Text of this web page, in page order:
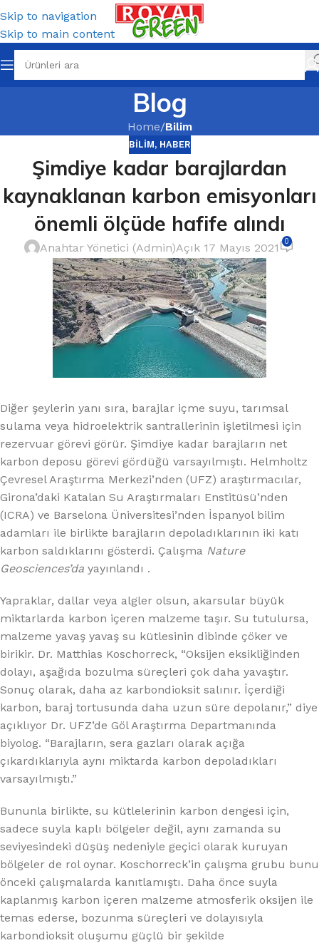
Skip to navigation
Skip to main content
Blog
Home/Bilim
BILIM, HABER
Şimdiye kadar barajlardan
kaynaklanan karbon emisyonları
önemli ölçüde hafife alındı
Anahtar Yönetici (Admin)Açık 17 Mayıs 2021 0
Diğer şeylerin yanı sıra, barajlar içme suyu, tarımsal
sulama veya hidroelektrik santrallerinin işletilmesi için
rezervuar görevi görür. Şimdiye kadar barajların net
karbon deposu görevi gördüğü varsayılmıştı. Helmholtz
Çevresel Araştırma Merkezi’nden (UFZ) araştırmacılar,
Girona’daki Katalan Su Araştırmaları Enstitüsü’nden
(ICRA) ve Barselona Üniversitesi’nden İspanyol bilim
adamları ile birlikte barajların depoladıklarının iki katı
karbon saldıklarını gösterdi. Çalışma Nature
Geosciences’da yayınlandı .
Yapraklar, dallar veya algler olsun, akarsular büyük
miktarlarda karbon içeren malzeme taşır. Su tutulursa,
malzeme yavaş yavaş su kütlesinin dibinde çöker ve
birikir. Dr. Matthias Koschorreck, “Oksijen eksikliğinden
dolayı, aşağıda bozulma süreçleri çok daha yavaştır.
Sonuç olarak, daha az karbondioksit salınır. İçerdiği
karbon, baraj tortusunda daha uzun süre depolanır,” diye
açıklıyor Dr. UFZ’de Göl Araştırma Departmanında
biyolog. “Barajların, sera gazları olarak açığa
çıkardıklarıyla aynı miktarda karbon depoladıkları
varsayılmıştı.”
Bununla birlikte, su kütlelerinin karbon dengesi için,
sadece suyla kaplı bölgeler değil, aynı zamanda su
seviyesindeki düşüş nedeniyle geçici olarak kuruyan
bölgeler de rol oynar. Koschorreck’in çalışma grubu bunu
önceki çalışmalarda kanıtlamıştı. Daha önce suyla
kaplanmış karbon içeren malzeme atmosferik oksijen ile
temas ederse, bozunma süreçleri ve dolayısıyla
karbondioksit oluşumu güçlü bir şekilde